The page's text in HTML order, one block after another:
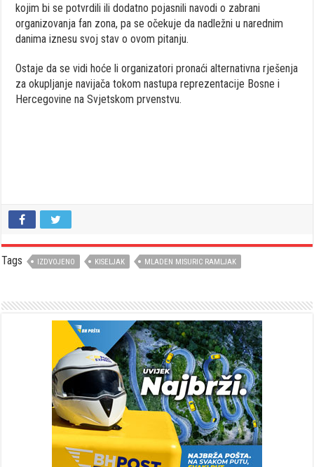
kojim bi se potvrdili ili dodatno pojasnili navodi o zabrani
organizovanja fan zona, pa se očekuje da nadležni u narednim
danima iznesu svoj stav o ovom pitanju.
Ostaje da se vidi hoće li organizatori pronaći alternativna rješenja
za okupljanje navijača tokom nastupa reprezentacije Bosne i
Hercegovine na Svjetskom prvenstvu.
Tags IZDVOJENO KISELJAK MLADEN MISURIC RAMLJAK